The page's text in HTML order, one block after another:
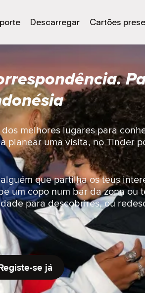
Descarregar Cartões
melhores lugares para
planear uma visita, no Tinder
que partilha os teus
um copo num bar da zona ou
para descobrires, ou
se já